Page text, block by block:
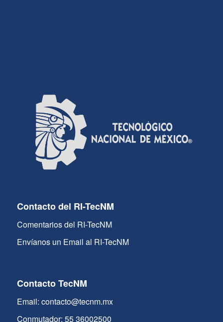
Contacto del RI-TecNM
Comentarios del RI-TecNM
Envíanos un Email al RI-TecNM
Contacto TecNM
Email: contacto@tecnm.mx
Conmutador: 55 36002500